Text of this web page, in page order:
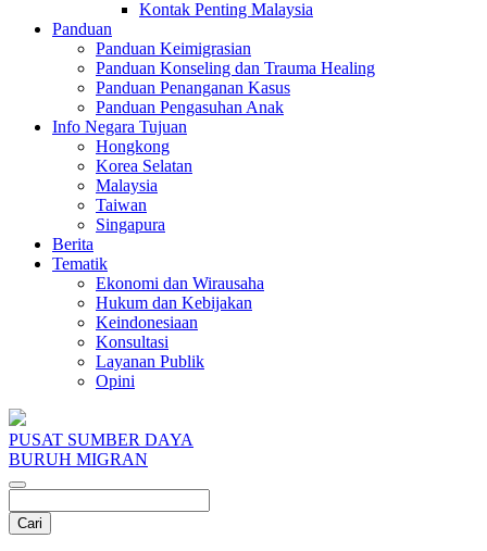
Kontak Penting Malaysia
Panduan
Panduan Keimigrasian
Panduan Konseling dan Trauma Healing
Panduan Penanganan Kasus
Panduan Pengasuhan Anak
Info Negara Tujuan
Hongkong
Korea Selatan
Malaysia
Taiwan
Singapura
Berita
Tematik
Ekonomi dan Wirausaha
Hukum dan Kebijakan
Keindonesiaan
Konsultasi
Layanan Publik
Opini
PUSAT SUMBER DAYA
BURUH MIGRAN